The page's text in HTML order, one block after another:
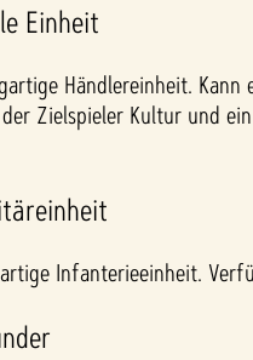
Einheit
Händlereinheit.
Zielspieler Kultur und
Infanterieeinheit.